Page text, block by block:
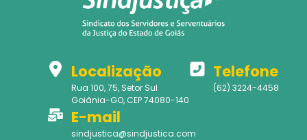
Localização
Rua 100, 75, Setor Sul
Goiânia-GO, CEP 74080-140
Telefone
(62) 3224-4458
E-mail
sindjustica@sindjustica.com